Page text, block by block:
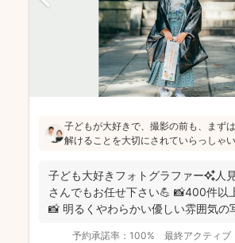
子どもが大好きで、撮影の前も、まず
解けることを大切にされていらっしゃ
た！」というお声も！明るく優しい雰
写真をお求めの方にはぜひおすすめで
子ども大好きフォトグラファー✨人
さんでもお任せ下さい💪 📸400件以
📸 明るくやわらかい優しい雰囲気の
予約承諾率： 100% 最終アクティブ